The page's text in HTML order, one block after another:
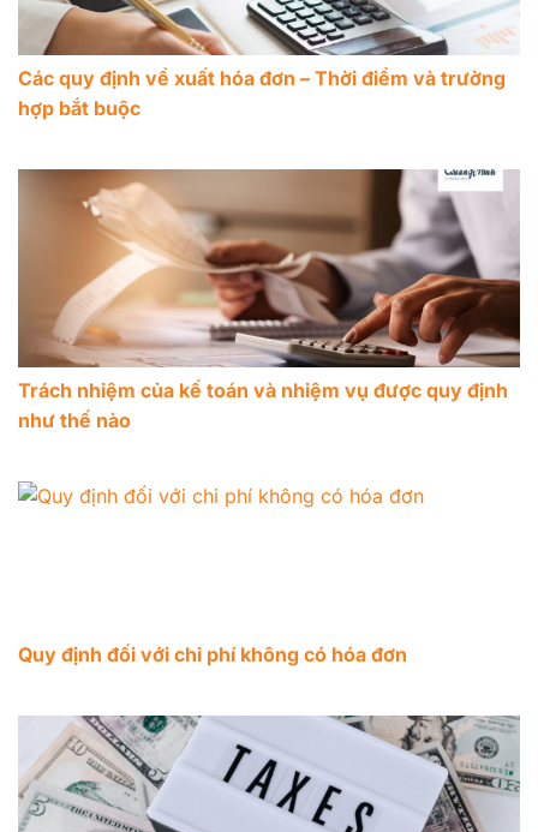
Các quy định về xuất hóa đơn – Thời điểm và trường
hợp bắt buộc
Trách nhiệm của kế toán và nhiệm vụ được quy định
như thế nào
Quy định đối với chi phí không có hóa đơn